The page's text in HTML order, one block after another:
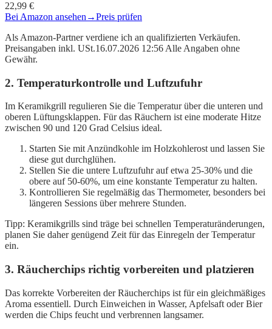
22,99 €
Bei Amazon ansehen →Preis prüfen
Als Amazon-Partner verdiene ich an qualifizierten Verkäufen.
Preisangaben inkl. USt.16.07.2026 12:56 Alle Angaben ohne
Gewähr.
2. Temperaturkontrolle und Luftzufuhr
Im Keramikgrill regulieren Sie die Temperatur über die unteren und
oberen Lüftungsklappen. Für das Räuchern ist eine moderate Hitze
zwischen 90 und 120 Grad Celsius ideal.
Starten Sie mit Anzündkohle im Holzkohlerost und lassen Sie
diese gut durchglühen.
Stellen Sie die untere Luftzufuhr auf etwa 25-30% und die
obere auf 50-60%, um eine konstante Temperatur zu halten.
Kontrollieren Sie regelmäßig das Thermometer, besonders bei
längeren Sessions über mehrere Stunden.
Tipp: Keramikgrills sind träge bei schnellen Temperaturänderungen,
planen Sie daher genügend Zeit für das Einregeln der Temperatur
ein.
3. Räucherchips richtig vorbereiten und platzieren
Das korrekte Vorbereiten der Räucherchips ist für ein gleichmäßiges
Aroma essentiell. Durch Einweichen in Wasser, Apfelsaft oder Bier
werden die Chips feucht und verbrennen langsamer.